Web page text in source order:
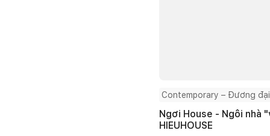
Contemporary – Đương đại
Ngơi House - Ngôi
HIEUHOUSE